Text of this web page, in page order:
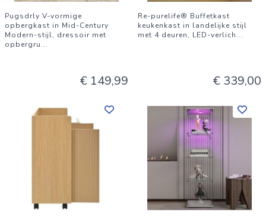
Pugsdrly V-vormige
opbergkast in Mid-Century
Modern-stijl, dressoir met
opbergru...
€ 149,99
Re-purelife® Buffetkast
keukenkast in landelijke stijl
met 4 deuren, LED-verlich...
€ 339,00